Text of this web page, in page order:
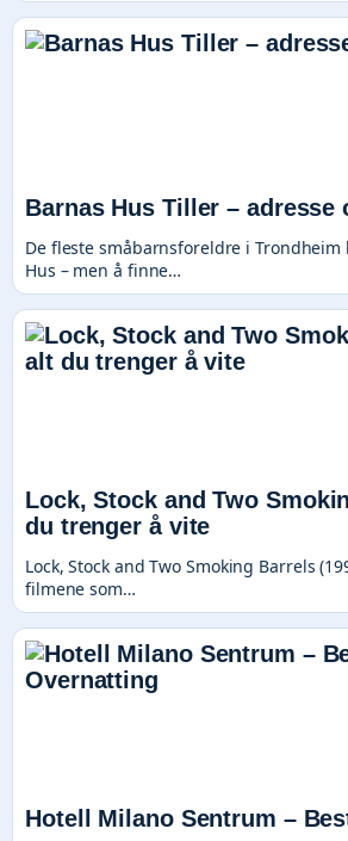
Barnas Hus Tiller – adresse
De fleste småbarnsforeldre i Trondheim
Hus – men å finne…
Lock, Stock and Two
du trenger å vite
Lock, Stock and Two Smoking Barrels
filmene som…
Hotell Milano Sentrum –